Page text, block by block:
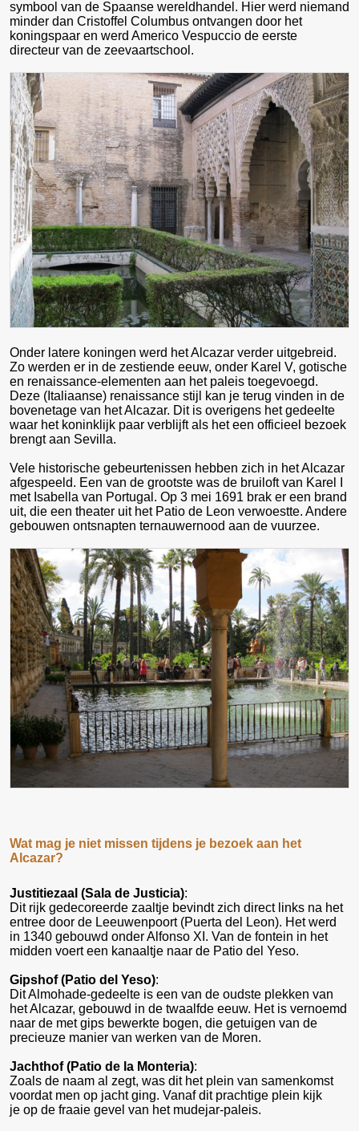
symbool van de Spaanse wereldhandel. Hier werd niemand
minder dan Cristoffel Columbus ontvangen door het
koningspaar en werd Americo Vespuccio de eerste
directeur van de zeevaartschool.
Onder latere koningen werd het Alcazar verder uitgebreid.
Zo werden er in de zestiende eeuw, onder Karel V, gotische
en renaissance-elementen aan het paleis toegevoegd.
Deze (Italiaanse) renaissance stijl kan je terug vinden in de
bovenetage van het Alcazar. Dit is overigens het gedeelte
waar het koninklijk paar verblijft als het een officieel bezoek
brengt aan Sevilla.
Vele historische gebeurtenissen hebben zich in het Alcazar
afgespeeld. Een van de grootste was de bruiloft van Karel I
met Isabella van Portugal. Op 3 mei 1691 brak er een brand
uit, die een theater uit het Patio de Leon verwoestte. Andere
gebouwen ontsnapten ternauwernood aan de vuurzee.
Wat mag je niet missen tijdens je bezoek aan het
Alcazar?
Justitiezaal (Sala de Justicia):
Dit rijk gedecoreerde zaaltje bevindt zich direct links na het
entree door de Leeuwenpoort (Puerta del Leon). Het werd
in 1340 gebouwd onder Alfonso XI. Van de fontein in het
midden voert een kanaaltje naar de Patio del Yeso.
Gipshof (Patio del Yeso):
Dit Almohade-gedeelte is een van de oudste plekken van
het Alcazar, gebouwd in de twaalfde eeuw. Het is vernoemd
naar de met gips bewerkte bogen, die getuigen van de
precieuze manier van werken van de Moren.
Jachthof (Patio de la Monteria):
Zoals de naam al zegt, was dit het plein van samenkomst
voordat men op jacht ging. Vanaf dit prachtige plein kijk
je op de fraaie gevel van het mudejar-paleis.